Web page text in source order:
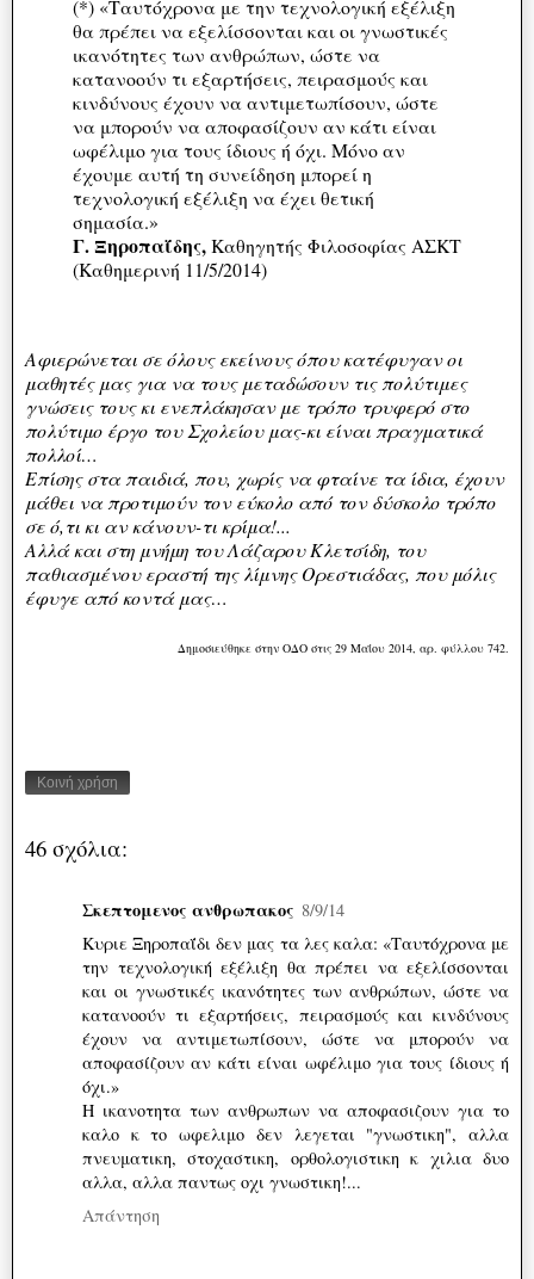
(*) «Ταυτόχρονα με την τεχνολογική εξέλιξη
θα πρέπει να εξελίσσονται και οι γνωστικές
ικανότητες των ανθρώπων, ώστε να
κατανοούν τι εξαρτήσεις, πειρασμούς και
κινδύνους έχουν να αντιμετωπίσουν, ώστε
να μπορούν να αποφασίζουν αν κάτι είναι
ωφέλιμο για τους ίδιους ή όχι. Μόνο αν
έχουμε αυτή τη συνείδηση μπορεί η
τεχνολογική εξέλιξη να έχει θετική
σημασία.»
Γ. Ξηροπαΐδης,Καθηγητής Φιλοσοφίας ΑΣΚΤ
(Καθημερινή 11/5/2014)
Αφιερώνεται σε όλους εκείνους όπου κατέφυγαν οι
μαθητές μας για να τους μεταδώσουν τις πολύτιμες
γνώσεις τους κι ενεπλάκησαν με τρόπο τρυφερό στο
πολύτιμο έργο του Σχολείου μας-κι είναι πραγματικά
πολλοί…
Επίσης στα παιδιά, που, χωρίς να φταίνε τα ίδια, έχουν
μάθει να προτιμούν τον εύκολο από τον δύσκολο τρόπο
σε ό,τι κι αν κάνουν-τι κρίμα!...
Αλλά και στη μνήμη του Λάζαρου Κλετσίδη, του
παθιασμένου εραστή της λίμνης Ορεστιάδας, που μόλις
έφυγε από κοντά μας…
Δημοσιεύθηκε στην ΟΔΟ στις 29 Μαΐου 2014, αρ. φύλλου 742.
Κοινή χρήση
46 σχόλια:
Σκεπτομενος ανθρωπακος 8/9/14
Κυριε Ξηροπαΐδι δεν μας τα λες καλα: «Ταυτόχρονα με
την τεχνολογική εξέλιξη θα πρέπει να εξελίσσονται
και οι γνωστικές ικανότητες των ανθρώπων, ώστε να
κατανοούν τι εξαρτήσεις, πειρασμούς και κινδύνους
έχουν να αντιμετωπίσουν, ώστε να μπορούν να
αποφασίζουν αν κάτι είναι ωφέλιμο για τους ίδιους ή
όχι.»
Η ικανοτητα των ανθρωπων να αποφασιζουν για το
καλο κ το ωφελιμο δεν λεγεται "γνωστικη", αλλα
πνευματικη, στοχαστικη, ορθολογιστικη κ χιλια δυο
αλλα, αλλα παντως οχι γνωστικη!...
Απάντηση